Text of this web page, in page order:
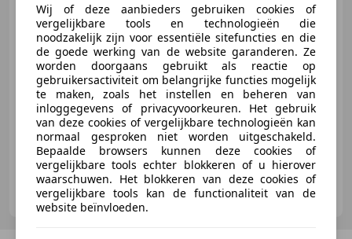
€ 2.850
09/2015 115.661 km Benzine 65 kW (88 PK)
DMD Auto's
NL-2803 JH GOUDA
Wij of deze aanbieders gebruiken cookies of
vergelijkbare tools en technologieën die
noodzakelijk zijn voor essentiële sitefuncties en die
de goede werking van de website garanderen. Ze
worden doorgaans gebruikt als reactie op
gebruikersactiviteit om belangrijke functies mogelijk
te maken, zoals het instellen en beheren van
inloggegevens of privacyvoorkeuren. Het gebruik
van deze cookies of vergelijkbare technologieën kan
normaal gesproken niet worden uitgeschakeld.
Bepaalde browsers kunnen deze cookies of
vergelijkbare tools echter blokkeren of u hierover
waarschuwen. Het blokkeren van deze cookies of
vergelijkbare tools kan de functionaliteit van de
website beïnvloeden.